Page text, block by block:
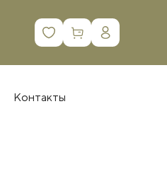
0
Контакты